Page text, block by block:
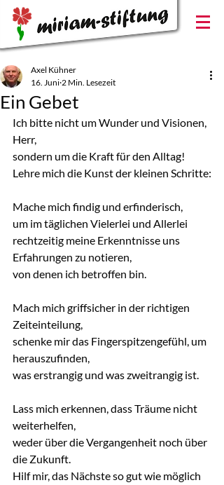
Ein Gebet
Axel Kühner
16. Juni 2 Min. Lesezeit
Ich bitte nicht um Wunder und Visionen,
Herr,
sondern um die Kraft für den Alltag!
Lehre mich die Kunst der kleinen Schritte:
Mache mich findig und erfinderisch,
um im täglichen Vielerlei und Allerlei
rechtzeitig meine Erkenntnisse uns
Erfahrungen zu notieren,
von denen ich betroffen bin.
Mach mich griffsicher in der richtigen
Zeiteinteilung,
schenke mir das Fingerspitzengefühl, um
herauszufinden,
was erstrangig und was zweitrangig ist.
Lass mich erkennen, dass Träume nicht
weiterhelfen,
weder über die Vergangenheit noch über
die Zukunft.
Hilf mir, das Nächste so gut wie möglich